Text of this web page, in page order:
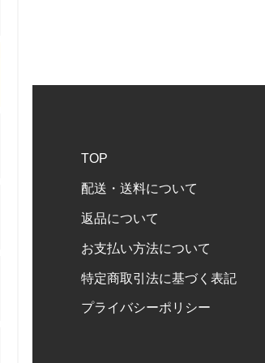
TOP
配送・送料について
返品について
お支払い方法について
特定商取引法に基づく表記
プライバシーポリシー